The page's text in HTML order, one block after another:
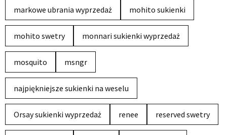
markowe ubrania wyprzedaż mohito sukienki
mohito swetry monnari sukienki wyprzedaż
mosquito msngr
najpiękniejsze sukienki na weselu
Orsay sukienki wyprzedaż renee reserved swetry